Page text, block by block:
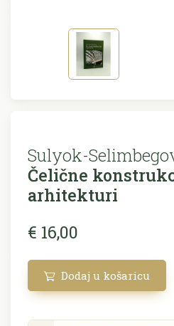
Sulyok-
Čelične
arhitekturi
€ 16,00
Dodaj u košaricu